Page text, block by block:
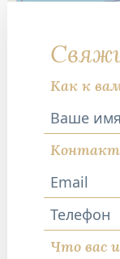
Как к
Контакт
Телефон
Что вас